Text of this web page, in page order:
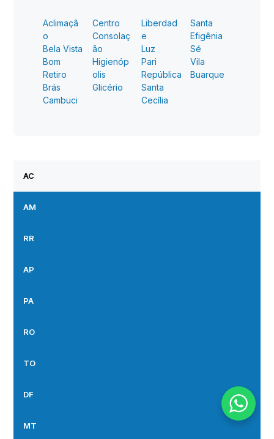
Aclimaçã
o
Bela Vista
Bom
Retiro
Brás
Cambuci
Centro
Consolaç
ão
Higienóp
olis
Glicério
Liberdad
e
Luz
Pari
República
Santa
Cecília
Santa
Efigênia
Sé
Vila
Buarque
AC
AM
RR
AP
PA
RO
TO
DF
MT